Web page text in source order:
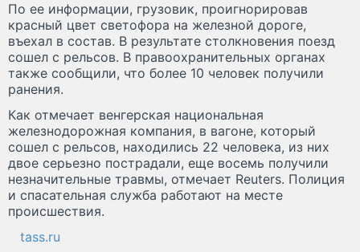
По ее информации, грузовик, проигнорировав
красный цвет светофора на железной дороге,
въехал в состав. В результате столкновения поезд
сошел с рельсов. В правоохранительных органах
также сообщили, что более 10 человек получили
ранения.
Как отмечает венгерская национальная
железнодорожная компания, в вагоне, который
сошел с рельсов, находились 22 человека, из них
двое серьезно пострадали, еще восемь получили
незначительные травмы, отмечает Reuters. Полиция
и спасательная служба работают на месте
происшествия.
tass.ru